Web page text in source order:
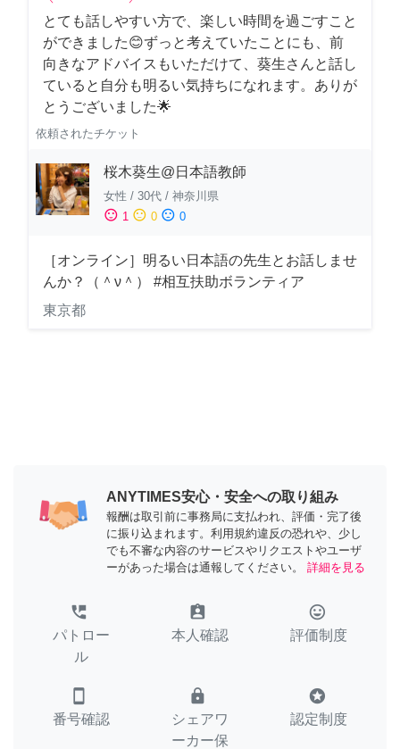
とても話しやすい方で、楽しい時間を過ごすこと
ができました😊ずっと考えていたことにも、前
向きなアドバイスもいただけて、葵生さんと話し
ていると自分も明るい気持ちになれます。ありが
とうございました🌟
依頼されたチケット
桜木葵生@日本語教師
女性 / 30代 / 神奈川県
sentiment_satisfied 1 sentiment_neutral 0 sentiment_dissatisfied 0
［オンライン］明るい日本語の先生とお話しませ
んか？（＾ν＾） #相互扶助ボランティア
東京都
ANYTIMES安心・安全への取り組み
報酬は取引前に事務局に支払われ、評価・完了後
に振り込まれます。利用規約違反の恐れや、少し
でも不審な内容のサービスやリクエストやユーザ
ーがあった場合は通報してください。
詳細を見る
perm_phone_msg
パトロー
ル
assignment_ind
本人確認
tag_faces
評価制度
smartphone
番号確認
lock
シェアワ
ーカー保
stars
認定制度